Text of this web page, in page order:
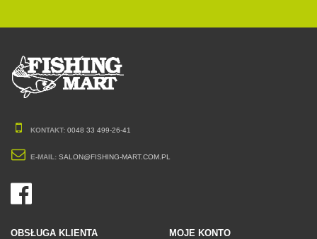
KONTAKT: 0048 33 499-26-41
E-MAIL: SALON@FISHING-MART.COM.PL
OBSŁUGA KLIENTA MOJE KONTO